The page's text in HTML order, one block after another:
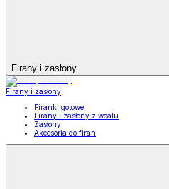
Firany i zasłony
Firany i zasłony
Firanki gotowe
Firany i zasłony z woalu
Zasłony
Akcesoria do firan